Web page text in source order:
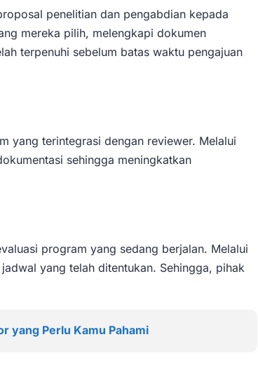
penelitian dan pengabdian kepada
mereka pilih, melengkapi dokumen
terpenuhi sebelum batas waktu pengajuan
yang terintegrasi dengan reviewer. Melalui
sehingga meningkatkan
program yang sedang berjalan. Melalui
yang telah ditentukan. Sehingga, pihak
yang Perlu Kamu Pahami